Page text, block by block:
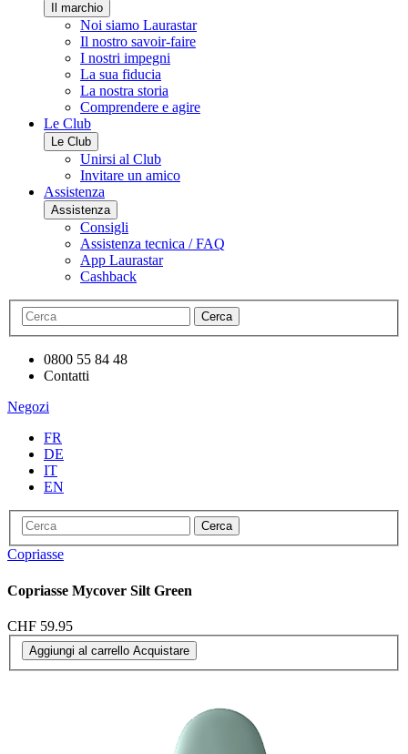
Il marchio
Noi siamo Laurastar
Il nostro savoir-faire
I nostri impegni
La sua fiducia
La nostra storia
Comprendere e agire
Le Club
Le Club
Unirsi al Club
Invitare un amico
Assistenza
Assistenza
Consigli
Assistenza tecnica / FAQ
App Laurastar
Cashback
Cerca
0800 55 84 48
Contatti
Negozi
FR
DE
IT
EN
Cerca
Copriasse
Copriasse Mycover Silt Green
CHF 59.95
Aggiungi al carrello Acquistare